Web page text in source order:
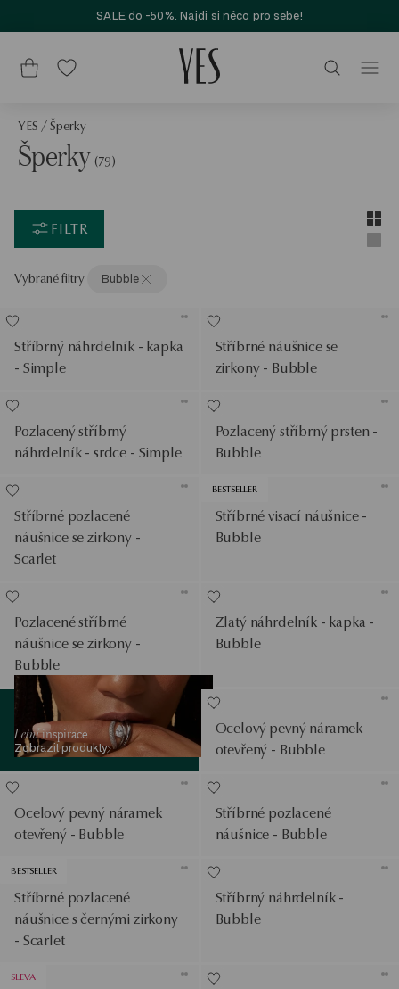
SALE do -50%. Najdi si něco pro sebe!
YES /Šperky
Šperky (79)
FILTR
Vybrané filtry Bubble
Stříbrný náhrdelník - kapka
- Simple
Stříbrné náušnice se
zirkony - Bubble
Pozlacený stříbrný
náhrdelník - srdce - Simple
Pozlacený stříbrný prsten -
Bubble
Stříbrné pozlacené
náušnice se zirkony -
Scarlet
BESTSELLER
Stříbrné visací náušnice -
Bubble
Pozlacené stříbrné
náušnice se zirkony -
Bubble
Zlatý náhrdelník - kapka -
Bubble
Letníinspirace
Zobrazit produkty
Zobrazit produkty
Ocelový pevný náramek
otevřený - Bubble
Ocelový pevný náramek
otevřený - Bubble
Stříbrné pozlacené
náušnice - Bubble
BESTSELLER
Stříbrné pozlacené
náušnice s černými zirkony
- Scarlet
Stříbrný náhrdelník -
Bubble
SLEVA